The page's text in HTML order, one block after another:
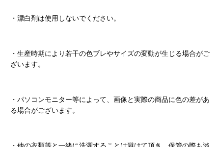
・漂白剤は使用しないでください。
・生産時期により若干の色ブレやサイズの変動が生じる場合がご
ざいます。
・パソコンモニター等によって、画像と実際の商品に色の差があ
る場合がございます。